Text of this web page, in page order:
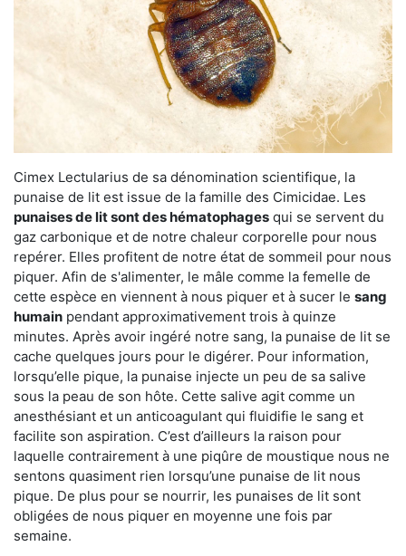
Cimex Lectularius de sa dénomination scientifique, la
punaise de lit est issue de la famille des Cimicidae. Les
punaises de lit sont des hématophages qui se servent du
gaz carbonique et de notre chaleur corporelle pour nous
repérer. Elles profitent de notre état de sommeil pour nous
piquer. Afin de s'alimenter, le mâle comme la femelle de
cette espèce en viennent à nous piquer et à sucer le sang
humain pendant approximativement trois à quinze
minutes. Après avoir ingéré notre sang, la punaise de lit se
cache quelques jours pour le digérer. Pour information,
lorsqu’elle pique, la punaise injecte un peu de sa salive
sous la peau de son hôte. Cette salive agit comme un
anesthésiant et un anticoagulant qui fluidifie le sang et
facilite son aspiration. C’est d’ailleurs la raison pour
laquelle contrairement à une piqûre de moustique nous ne
sentons quasiment rien lorsqu’une punaise de lit nous
pique. De plus pour se nourrir, les punaises de lit sont
obligées de nous piquer en moyenne une fois par
semaine.